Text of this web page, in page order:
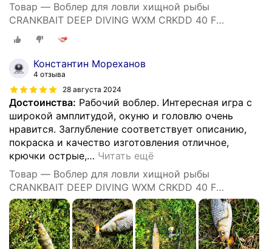
Товар — Воблер для ловли хищной рыбы
CRANKBAIT DEEP DIVING WXM CRKDD 40 F
ORANGETIGER
Константин Мореханов
4 отзыва
28 августа 2024
Достоинства: Рабочий воблер. Интересная игра с
широкой амплитудой, окуню и головлю очень
нравится. Заглубление соответствует описанию,
покраска и качество изготовления отличное,
крючки острые,… Читать ещё
Товар — Воблер для ловли хищной рыбы
CRANKBAIT DEEP DIVING WXM CRKDD 40 F
ORANGETIGER